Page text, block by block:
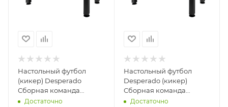
Настольный футбол
(кикер) Desperado
Сборная команда
Франция
Достаточно
Настольный футбол
Desperado (кикер)
Сборная команда
России
Достаточно